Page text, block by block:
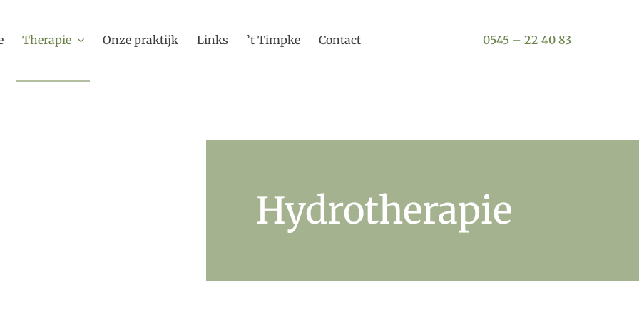
Therapie Onze praktijk Links ’t Timpke Contact 0545 – 22 40 83
Hydrotherapie